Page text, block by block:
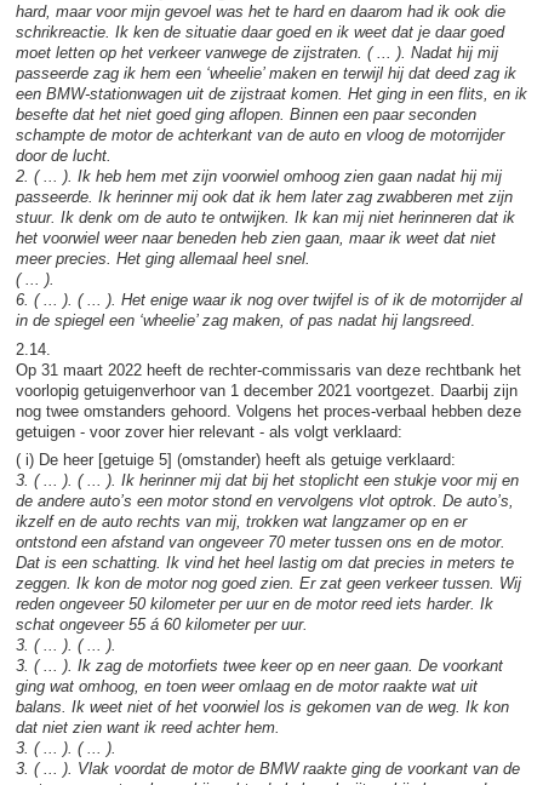
hard, maar voor mijn gevoel was het te hard en daarom had ik ook die
schrikreactie. Ik ken de situatie daar goed en ik weet dat je daar goed
moet letten op het verkeer vanwege de zijstraten. ( ... ). Nadat hij mij
passeerde zag ik hem een ‘wheelie’ maken en terwijl hij dat deed zag ik
een BMW-stationwagen uit de zijstraat komen. Het ging in een flits, en ik
besefte dat het niet goed ging aflopen. Binnen een paar seconden
schampte de motor de achterkant van de auto en vloog de motorrijder
door de lucht.
2. ( ... ). Ik heb hem met zijn voorwiel omhoog zien gaan nadat hij mij
passeerde. Ik herinner mij ook dat ik hem later zag zwabberen met zijn
stuur. Ik denk om de auto te ontwijken. Ik kan mij niet herinneren dat ik
het voorwiel weer naar beneden heb zien gaan, maar ik weet dat niet
meer precies. Het ging allemaal heel snel.
( ... ).
6. ( ... ). ( ... ). Het enige waar ik nog over twijfel is of ik de motorrijder al
in de spiegel een ‘wheelie’ zag maken, of pas nadat hij langsreed.
2.14.
Op 31 maart 2022 heeft de rechter-commissaris van deze rechtbank het
voorlopig getuigenverhoor van 1 december 2021 voortgezet. Daarbij zijn
nog twee omstanders gehoord. Volgens het proces-verbaal hebben deze
getuigen - voor zover hier relevant - als volgt verklaard:
( i) De heer [getuige 5] (omstander) heeft als getuige verklaard:
3. ( ... ). ( ... ). Ik herinner mij dat bij het stoplicht een stukje voor mij en
de andere auto’s een motor stond en vervolgens vlot optrok. De auto’s,
ikzelf en de auto rechts van mij, trokken wat langzamer op en er
ontstond een afstand van ongeveer 70 meter tussen ons en de motor.
Dat is een schatting. Ik vind het heel lastig om dat precies in meters te
zeggen. Ik kon de motor nog goed zien. Er zat geen verkeer tussen. Wij
reden ongeveer 50 kilometer per uur en de motor reed iets harder. Ik
schat ongeveer 55 á 60 kilometer per uur.
3. ( ... ). ( ... ).
3. ( ... ). Ik zag de motorfiets twee keer op en neer gaan. De voorkant
ging wat omhoog, en toen weer omlaag en de motor raakte wat uit
balans. Ik weet niet of het voorwiel los is gekomen van de weg. Ik kon
dat niet zien want ik reed achter hem.
3. ( ... ). ( ... ).
3. ( ... ). Vlak voordat de motor de BMW raakte ging de voorkant van de